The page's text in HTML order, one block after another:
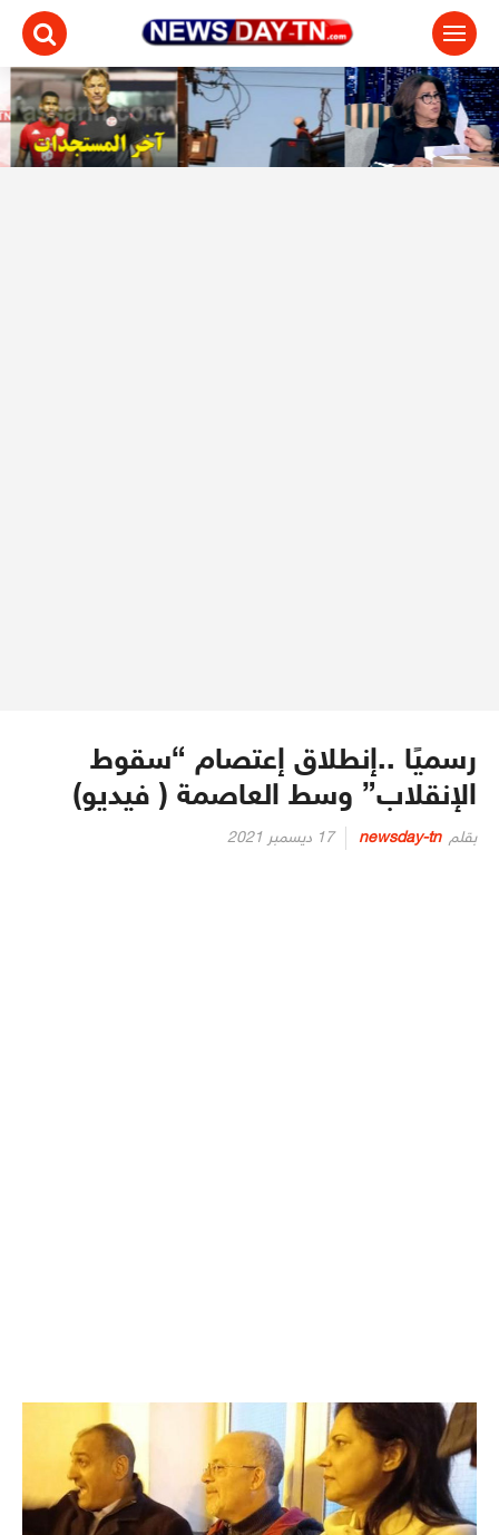
رسميًا ..إنطلاق إعتصام “سقوط
الإنقلاب” وسط العاصمة ( فيديو)
بقلم newsday-tn
Posted
17 ديسمبر 2021